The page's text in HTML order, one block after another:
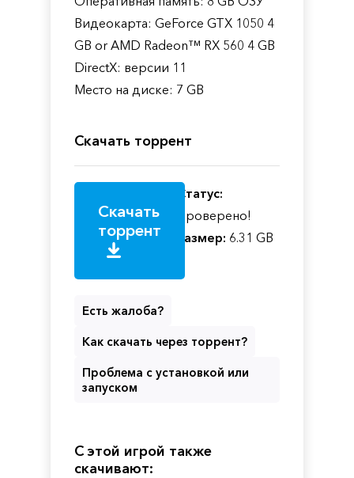
Видеокарта: GeForce GTX 1050 4
GB or AMD Radeon™ RX 560 4 GB
DirectX: версии 11
Место на диске: 7 GB
Скачать торрент
Скачать
торрент
Статус:
Проверено!
Размер: 6.31 GB
Есть жалоба?
Как скачать через торрент?
Проблема с установкой или
запуском
С этой игрой также
скачивают: